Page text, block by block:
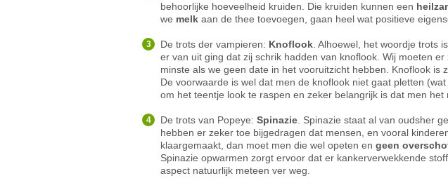
behoorlijke hoeveelheid kruiden. Die kruiden kunnen een
we melk aan de thee toevoegen, gaan heel wat positieve
De trots der vampieren: Knoflook . Alhoewel, het woordje trots
er van uit ging dat zij schrik hadden van knoflook. Wij moeten
minste als we geen date in het vooruitzicht hebben. Knoflook is
De voorwaarde is wel dat men de knoflook niet gaat pletten
om het teentje look te raspen en zeker belangrijk is dat men het
De trots van Popeye: Spinazie . Spinazie staat al van oudsher
hebben er zeker toe bijgedragen dat mensen, en vooral
klaargemaakt, dan moet men die wel opeten en geen
Spinazie opwarmen zorgt ervoor dat er kankerverwekkende
aspect natuurlijk meteen ver weg.